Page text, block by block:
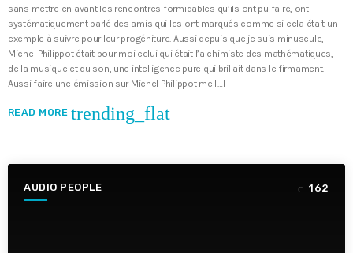
sans mettre en avant les rencontres formidables qu’ils ont pu faire, ont
systématiquement parlé des amis qui les ont marqués comme si cela était un
exemple à suivre pour leur progéniture. Aussi depuis que je suis minuscule,
Michel Philippot était pour moi celui qui était l’alchimiste des mathématiques,
de la musique et du son, une intelligence pure qui brillait dans le firmament.
Aussi faire une émission sur Michel Philippot me […]
READ MORE trending_flat
AUDIO PEOPLE 162